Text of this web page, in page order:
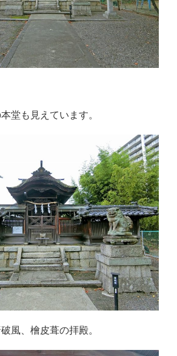
堂も見えています。
風、檜皮葺の拝殿。